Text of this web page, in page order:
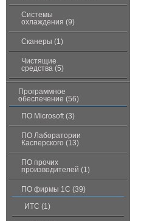
Системы
охлаждения (9)
Сканеры (1)
Чистящие
средства (5)
Программное
обеспечение (56)
ПО Microsoft (3)
ПО Лаборатории
Касперского (13)
ПО прочих
производителей (1)
ПО фирмы 1С (39)
ИТС (1)